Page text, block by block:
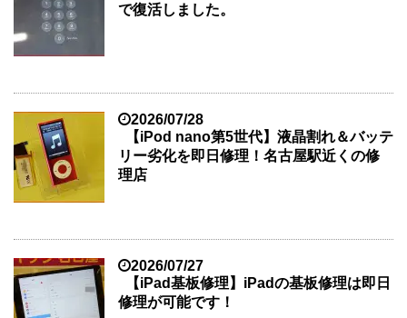
で復活しました。
2026/07/28
【iPod nano第5世代】液晶割れ＆バッテ
リー劣化を即日修理！名古屋駅近くの修
理店
2026/07/27
【iPad基板修理】iPadの基板修理は即日
修理が可能です！